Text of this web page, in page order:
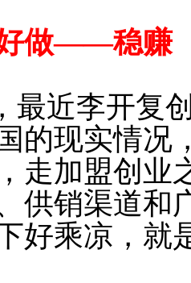
做——稳赚
最近李开复
的现实情况
走加盟创
供销渠道和
好乘凉，就